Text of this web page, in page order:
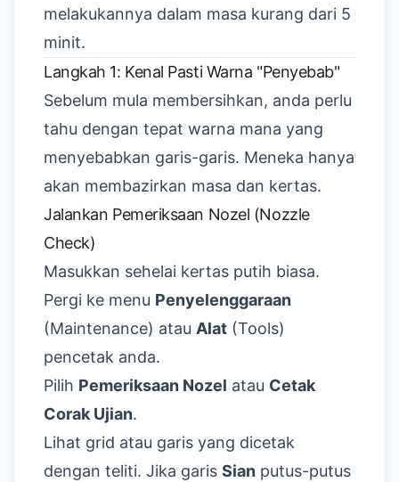
melakukannya dalam masa kurang dari 5
minit.
Langkah 1: Kenal Pasti Warna "Penyebab"
Sebelum mula membersihkan, anda perlu
tahu dengan tepat warna mana yang
menyebabkan garis-garis. Meneka hanya
akan membazirkan masa dan kertas.
Jalankan Pemeriksaan Nozel (Nozzle
Check)
Masukkan sehelai kertas putih biasa.
Pergi ke menu Penyelenggaraan
(Maintenance) atau Alat (Tools)
pencetak anda.
Pilih Pemeriksaan Nozel atau Cetak
Corak Ujian.
Lihat grid atau garis yang dicetak
dengan teliti. Jika garis Sian putus-putus